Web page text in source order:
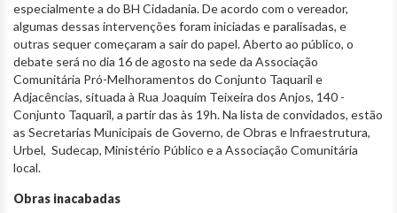
especialmente a do BH Cidadania. De acordo com o vereador,
algumas dessas intervenções foram iniciadas e paralisadas, e
outras sequer começaram a sair do papel. Aberto ao público, o
debate será no dia 16 de agosto na sede da Associação
Comunitária Pró-Melhoramentos do Conjunto Taquaril e
Adjacências, situada à Rua Joaquim Teixeira dos Anjos, 140 -
Conjunto Taquaril, a partir das às 19h. Na lista de convidados, estão
as Secretarias Municipais de Governo, de Obras e lnfraestrutura,
Urbel, Sudecap, Ministério Público e a Associação Comunitária
local.
Obras inacabadas